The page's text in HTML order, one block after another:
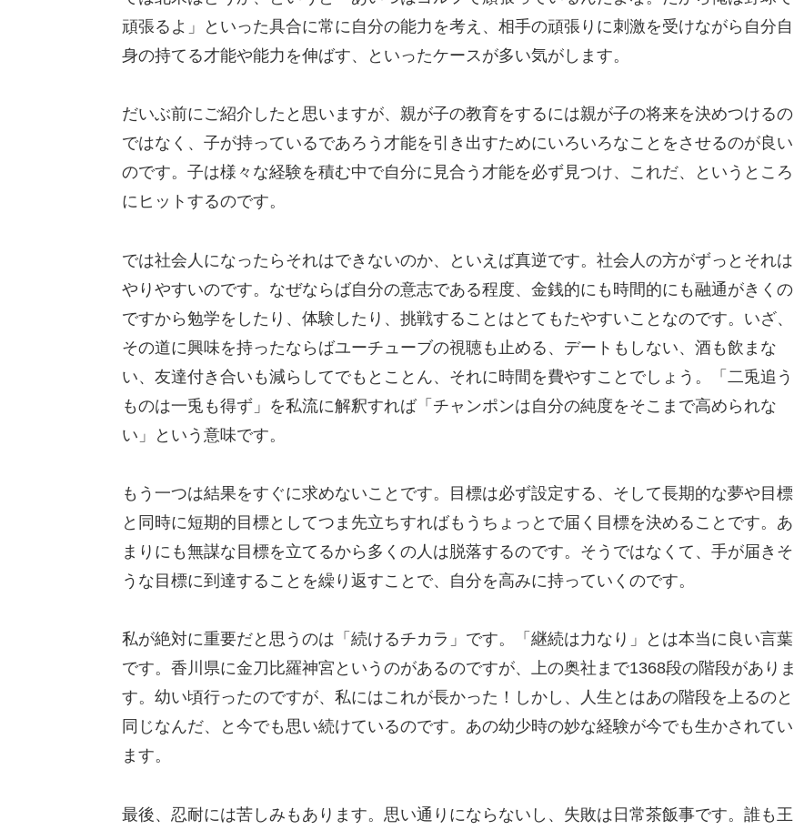
頑張るよ」といった具合に常に自分の能力を考え、相手の頑張りに刺激を受けながら自分自
身の持てる才能や能力を伸ばす、といったケースが多い気がします。
だいぶ前にご紹介したと思いますが、親が子の教育をするには親が子の将来を決めつけるの
ではなく、子が持っているであろう才能を引き出すためにいろいろなことをさせるのが良い
のです。子は様々な経験を積む中で自分に見合う才能を必ず見つけ、これだ、というところ
にヒットするのです。
では社会人になったらそれはできないのか、といえば真逆です。社会人の方がずっとそれは
やりやすいのです。なぜならば自分の意志である程度、金銭的にも時間的にも融通がきくの
ですから勉学をしたり、体験したり、挑戦することはとてもたやすいことなのです。いざ、
その道に興味を持ったならばユーチューブの視聴も止める、デートもしない、酒も飲まな
い、友達付き合いも減らしてでもとことん、それに時間を費やすことでしょう。「二兎追う
ものは一兎も得ず」を私流に解釈すれば「チャンポンは自分の純度をそこまで高められな
い」という意味です。
もう一つは結果をすぐに求めないことです。目標は必ず設定する、そして長期的な夢や目標
と同時に短期的目標としてつま先立ちすればもうちょっとで届く目標を決めることです。あ
まりにも無謀な目標を立てるから多くの人は脱落するのです。そうではなくて、手が届きそ
うな目標に到達することを繰り返すことで、自分を高みに持っていくのです。
私が絶対に重要だと思うのは「続けるチカラ」です。「継続は力なり」とは本当に良い言葉
です。香川県に金刀比羅神宮というのがあるのですが、上の奥社まで1368段の階段がありま
す。幼い頃行ったのですが、私にはこれが長かった！しかし、人生とはあの階段を上るのと
同じなんだ、と今でも思い続けているのです。あの幼少時の妙な経験が今でも生かされてい
ます。
最後、忍耐には苦しみもあります。思い通りにならないし、失敗は日常茶飯事です。誰も王